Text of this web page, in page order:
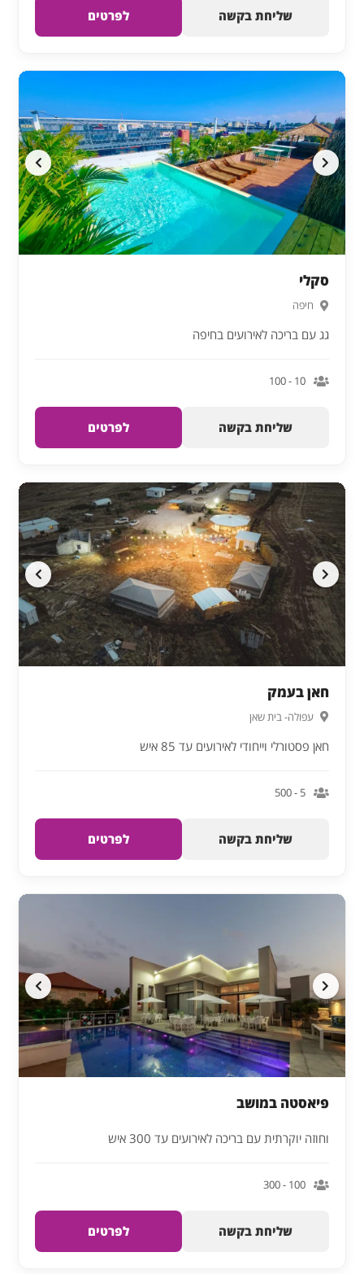
שליחת בקשה לפרטים
סקלי
חיפה
גג עם בריכה לאירועים בחיפה
10 - 100
שליחת בקשה לפרטים
חאן בעמק
עפולה- בית שאן
חאן פסטורלי וייחודי לאירועים עד 85 איש
5 - 500
שליחת בקשה לפרטים
פיאסטה במושב
וחוזה יוקרתית עם בריכה לאירועים עד 300 איש
100 - 300
שליחת בקשה לפרטים